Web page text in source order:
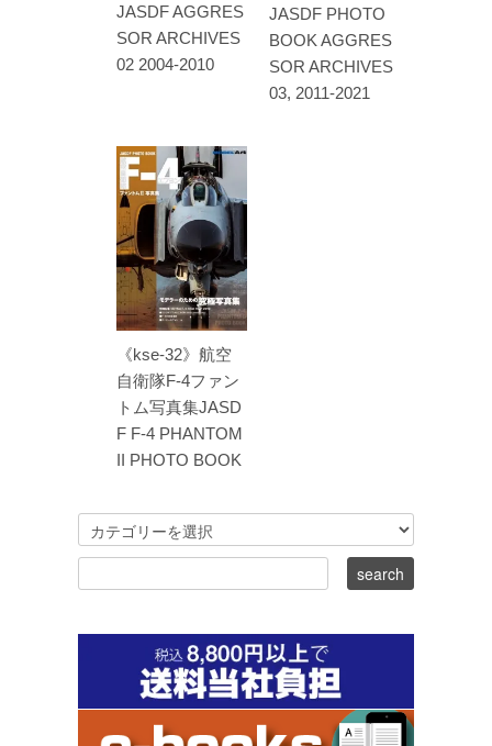
JASDF AGGRES
SOR ARCHIVES
02 2004-2010
JASDF PHOTO
BOOK AGGRES
SOR ARCHIVES
03, 2011-2021
《kse-32》航空
自衛隊F-4ファン
トム写真集JASD
F F-4 PHANTOM
II PHOTO BOOK